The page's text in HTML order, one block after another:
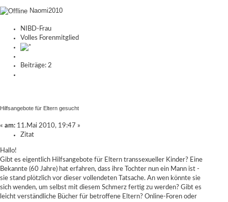
Naomi2010
NIBD-Frau
Volles Forenmitglied
Beiträge: 2
Hilfsangebote für Eltern gesucht
« am: 11.Mai 2010, 19:47 »
Zitat
Hallo!
Gibt es eigentlich Hilfsangebote für Eltern transsexueller Kinder? Eine
Bekannte (60 Jahre) hat erfahren, dass ihre Tochter nun ein Mann ist -
sie stand plötzlich vor dieser vollendeten Tatsache. An wen könnte sie
sich wenden, um selbst mit diesem Schmerz fertig zu werden? Gibt es
leicht verständliche Bücher für betroffene Eltern? Online-Foren oder